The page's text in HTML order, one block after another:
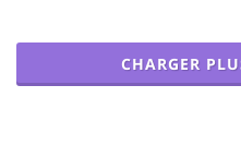
CHARGER